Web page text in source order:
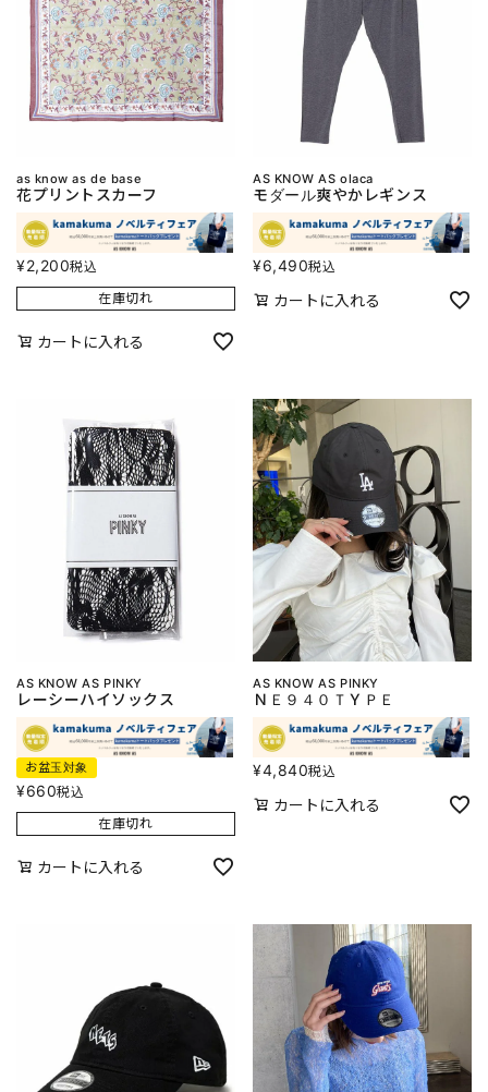
as know as de base
花プリントスカーフ
¥2,200税込
在庫切れ
カートに入れる
AS KNOW AS olaca
モダール爽やかレギンス
¥6,490税込
カートに入れる
AS KNOW AS PINKY
レーシーハイソックス
お盆玉対象
¥660税込
在庫切れ
カートに入れる
AS KNOW AS PINKY
ＮＥ９４０ＴＹＰＥ
¥4,840税込
カートに入れる